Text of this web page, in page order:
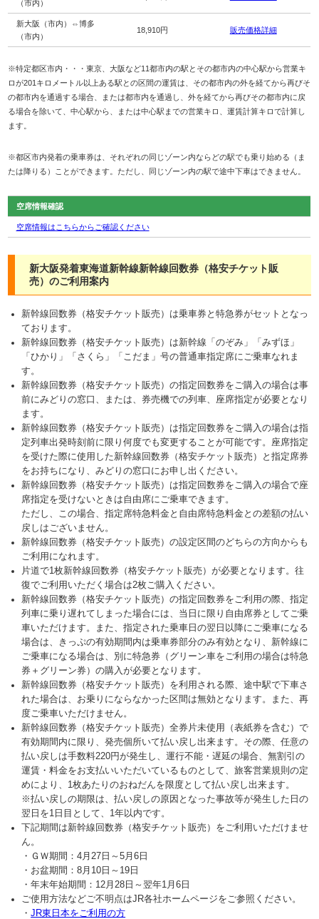
（市内）
新大阪（市内）⇔博多
（市内）
18,910円 販売価格詳細
※特定都区市内・・・東京、大阪など11都市内の駅とその都市内の中心駅から営業キ
ロが201キロメートル以上ある駅との区間の運賃は、その都市内の外を経てから再びそ
の都市内を通過する場合、または都市内を通過し、外を経てから再びその都市内に戻
る場合を除いて、中心駅から、または中心駅までの営業キロ、運賃計算キロで計算し
ます。
※都区市内発着の乗車券は、それぞれの同じゾーン内ならどの駅でも乗り始める（ま
たは降りる）ことができます。ただし、同じゾーン内の駅で途中下車はできません。
空席情報確認
空席情報はこちらからご確認ください
新大阪発着東海道新幹線新幹線回数券（格安チケット販
売）のご利用案内
新幹線回数券（格安チケット販売）は乗車券と特急券がセットとなっ
ております。
新幹線回数券（格安チケット販売）は新幹線「のぞみ」「みずほ」
「ひかり」「さくら」「こだま」号の普通車指定席にご乗車なれま
す。
新幹線回数券（格安チケット販売）の指定回数券をご購入の場合は事
前にみどりの窓口、または、券売機での列車、座席指定が必要となり
ます。
新幹線回数券（格安チケット販売）は指定回数券をご購入の場合は指
定列車出発時刻前に限り何度でも変更することが可能です。座席指定
を受けた際に使用した新幹線回数券（格安チケット販売）と指定席券
をお持ちになり、みどりの窓口にお申し出ください。
新幹線回数券（格安チケット販売）は指定回数券をご購入の場合で座
席指定を受けないときは自由席にご乗車できます。
ただし、この場合、指定席特急料金と自由席特急料金との差額の払い
戻しはございません。
新幹線回数券（格安チケット販売）の設定区間のどちらの方向からも
ご利用になれます。
片道で1枚新幹線回数券（格安チケット販売）が必要となります。往
復でご利用いただく場合は2枚ご購入ください。
新幹線回数券（格安チケット販売）の指定回数券をご利用の際、指定
列車に乗り遅れてしまった場合には、当日に限り自由席券としてご乗
車いただけます。また、指定された乗車日の翌日以降にご乗車になる
場合は、きっぷの有効期間内は乗車券部分のみ有効となり、新幹線に
ご乗車になる場合は、別に特急券（グリーン車をご利用の場合は特急
券＋グリーン券）の購入が必要となります。
新幹線回数券（格安チケット販売）を利用される際、途中駅で下車さ
れた場合は、お乗りにならなかった区間は無効となります。また、再
度ご乗車いただけません。
新幹線回数券（格安チケット販売）全券片未使用（表紙券を含む）で
有効期間内に限り、発売個所いて払い戻し出来ます。その際、任意の
払い戻しは手数料220円が発生し、運行不能・遅延の場合、無割引の
運賃・料金をお支払いいただいているものとして、旅客営業規則の定
めにより、1枚あたりのおねだんを限度として払い戻し出来ます。
※払い戻しの期限は、払い戻しの原因となった事故等が発生した日の
翌日を1日目として、1年以内です。
下記期間は新幹線回数券（格安チケット販売）をご利用いただけませ
ん。
・ＧＷ期間：4月27日～5月6日
・お盆期間：8月10日～19日
・年末年始期間：12月28日～翌年1月6日
ご使用方法などご不明点はJR各社ホームページをご参照ください。
・JR東日本をご利用の方